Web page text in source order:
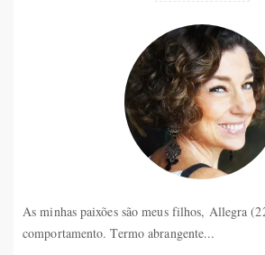
As minhas paixões são meus filhos, Allegra
comportamento. Termo abrangente...